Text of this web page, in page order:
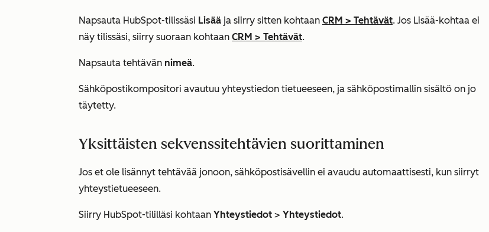
Napsauta HubSpot-tilissäsi Lisää ja siirry sitten kohtaan CRM > Tehtävät. Jos Lisää-kohtaa ei
näy tilissäsi, siirry suoraan kohtaan CRM > Tehtävät.
Napsauta tehtävän nimeä.
Sähköpostikompositori avautuu yhteystiedon tietueeseen, ja sähköpostimallin sisältö on jo
täytetty.
Yksittäisten sekvenssitehtävien suorittaminen
Jos et ole lisännyt tehtävää jonoon, sähköpostisävellin ei avaudu automaattisesti, kun siirryt
yhteystietueeseen.
Siirry HubSpot-tililläsi kohtaan Yhteystiedot > Yhteystiedot.